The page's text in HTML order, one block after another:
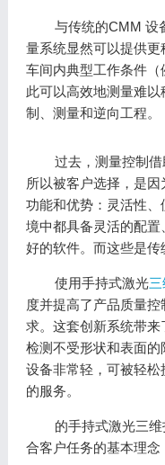
与传统的CMM 设
量系统显然可以提供
车间内典型工作条件
此可以高效地测量难
制、测量和逆向工程。
过去，测量控制
所以被客户选择，是
功能和优势：灵活性
境中都具备灵活的配
好的软件。而这些是传
使用手持式激光三
度并提高了产品质量
求。这套创新系统带来
检测不受形状和表面
设备非常轻，可被轻
的服务。
的手持式激光三
合客户任务的基本理念